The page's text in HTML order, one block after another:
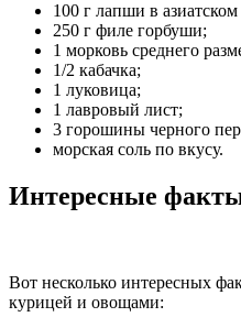
100 г лапши в азиатском
250 г филе горбуши;
1 морковь среднего
1/2 кабачка;
1 луковица;
1 лавровый лист;
3 горошины черного
морская соль по вкусу.
Интересные
Вот несколько интересных
курицей и овощами: